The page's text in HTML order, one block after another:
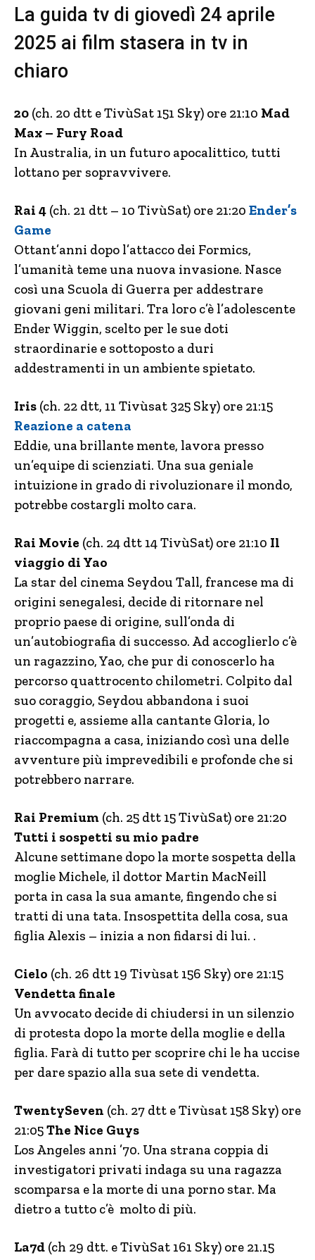
La guida tv di giovedì 24 aprile
2025 ai film stasera in tv in
chiaro
20 (ch. 20 dtt e TivùSat 151 Sky) ore 21:10 Mad
Max – Fury Road
In Australia, in un futuro apocalittico, tutti
lottano per sopravvivere.
Rai 4 (ch. 21 dtt – 10 TivùSat) ore 21:20 Ender’s
Game
Ottant’anni dopo l’attacco dei Formics,
l’umanità teme una nuova invasione. Nasce
così una Scuola di Guerra per addestrare
giovani geni militari. Tra loro c’è l’adolescente
Ender Wiggin, scelto per le sue doti
straordinarie e sottoposto a duri
addestramenti in un ambiente spietato.
Iris (ch. 22 dtt, 11 Tivùsat 325 Sky) ore 21:15
Reazione a catena
Eddie, una brillante mente, lavora presso
un’equipe di scienziati. Una sua geniale
intuizione in grado di rivoluzionare il mondo,
potrebbe costargli molto cara.
Rai Movie (ch. 24 dtt 14 TivùSat) ore 21:10 Il
viaggio di Yao
La star del cinema Seydou Tall, francese ma di
origini senegalesi, decide di ritornare nel
proprio paese di origine, sull’onda di
un’autobiografia di successo. Ad accoglierlo c’è
un ragazzino, Yao, che pur di conoscerlo ha
percorso quattrocento chilometri. Colpito dal
suo coraggio, Seydou abbandona i suoi
progetti e, assieme alla cantante Gloria, lo
riaccompagna a casa, iniziando così una delle
avventure più imprevedibili e profonde che si
potrebbero narrare.
Rai Premium (ch. 25 dtt 15 TivùSat) ore 21:20
Tutti i sospetti su mio padre
Alcune settimane dopo la morte sospetta della
moglie Michele, il dottor Martin MacNeill
porta in casa la sua amante, fingendo che si
tratti di una tata. Insospettita della cosa, sua
figlia Alexis – inizia a non fidarsi di lui. .
Cielo (ch. 26 dtt 19 Tivùsat 156 Sky) ore 21:15
Vendetta finale
Un avvocato decide di chiudersi in un silenzio
di protesta dopo la morte della moglie e della
figlia. Farà di tutto per scoprire chi le ha uccise
per dare spazio alla sua sete di vendetta.
TwentySeven (ch. 27 dtt e Tivùsat 158 Sky) ore
21:05The Nice Guys
Los Angeles anni ’70. Una strana coppia di
investigatori privati indaga su una ragazza
scomparsa e la morte di una porno star. Ma
dietro a tutto c’è molto di più.
La7d (ch 29 dtt. e TivùSat 161 Sky) ore 21.15